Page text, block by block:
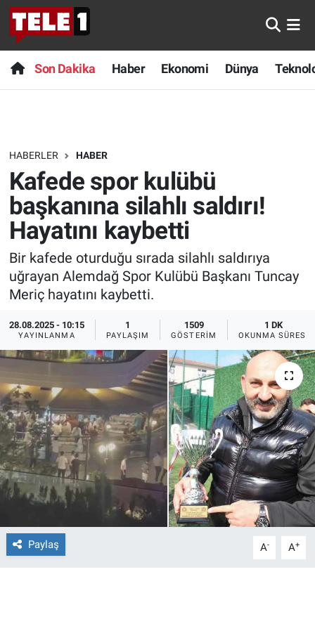
Son Dakika Haber Ekonomi Dünya
HABERLER HABER
Kafede spor kulübü
başkanına silahlı saldırı!
Hayatını kaybetti
Bir kafede oturduğu sırada silahlı saldırıya
uğrayan Alemdağ Spor Kulübü Başkanı Tuncay
Meriç hayatını kaybetti.
28.08.2025 - 10:15
YAYINLANMA
1
PAYLAŞIM
1509
GÖSTERIM
1 DK
OKUNMA SÜRESI
Paylaş A- A+
Anında Manşet
Başka Sohbetler
Bilim turu
Bilim ve Teknoloji Evreni
Doğa Konuşuyor
Dünya
Ege Saati
Ege'den Esintiler
Eğlence
Ekonomi
Forum
Gerçeğin İzinde
Gün Başlıyor
Son Dakika
Haber
Dünya
Teknoloji
Sağlık
Yayın Akışı
İletişim
Nöbetçi Eczaneler
Hava Durumu
Trafik Durumu
Süper Lig Puan Durumu ve Fikstür
Tüm Manşetler
Son Dakika Haberleri
Haber Arşivi